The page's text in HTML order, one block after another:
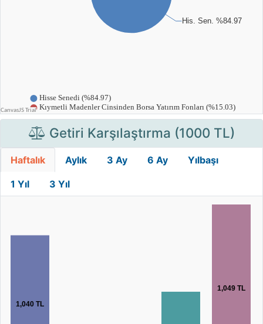
Getiri Karşılaştırma (1000 TL)
Haftalık Aylık 3 Ay 6 Ay Yılbaşı
1 Yıl 3 Yıl